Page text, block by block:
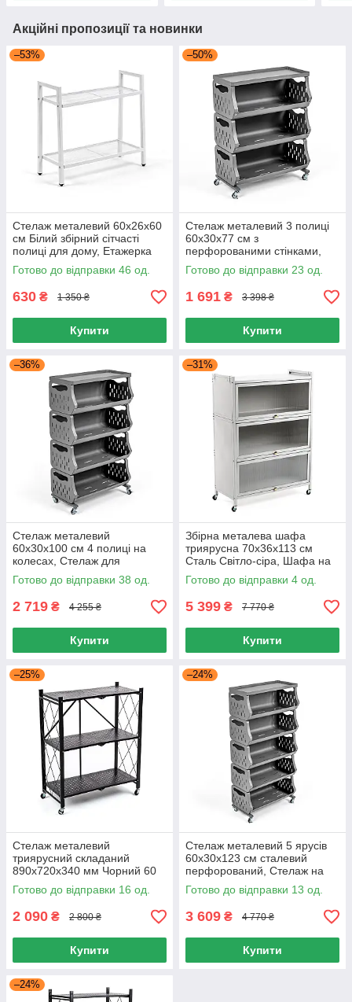
Акційні пропозиції та новинки
–53%
Стелаж металевий 60х26х60
см Білий збірний сітчасті
полиці для дому, Етажерка
для ванної 60х26х60 Білий
Готово до відправки 46 од.
630 ₴ 1 350 ₴
Купити
–50%
Стелаж металевий 3 полиці
60х30х77 см з
перфорованими стінками,
Стелаж на колесах із
фіксаторами
Готово до відправки 23 од.
1 691 ₴ 3 398 ₴
Купити
–36%
Стелаж металевий
60х30х100 см 4 полиці на
колесах, Стелаж для
зберігання кухні ванної офісу
Готово до відправки 38 од.
2 719 ₴ 4 255 ₴
Купити
–31%
Збірна металева шафа
триярусна 70х36х113 см
Сталь Світло-сіра, Шафа на
колесах 4 колеса з
фіксаторами
Готово до відправки 4 од.
5 399 ₴ 7 770 ₴
Купити
–25%
Стелаж металевий
триярусний складаний
890х720х340 мм Чорний 60
кг, Стелаж на колесах для
кухні
Готово до відправки 16 од.
2 090 ₴ 2 800 ₴
Купити
–24%
Стелаж металевий 5 ярусів
60х30х123 см сталевий
перфорований, Стелаж на
колесах для зберігання
речей
Готово до відправки 13 од.
3 609 ₴ 4 770 ₴
Купити
–24%